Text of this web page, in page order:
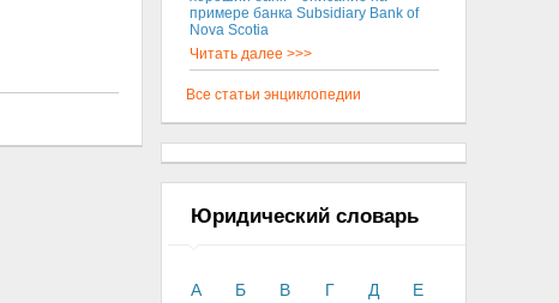
примере банка Subsidiary Bank of
Nova Scotia
Читать далее >>>
Все статьи энциклопедии
Юридический словарь
А Б В Г Д Е